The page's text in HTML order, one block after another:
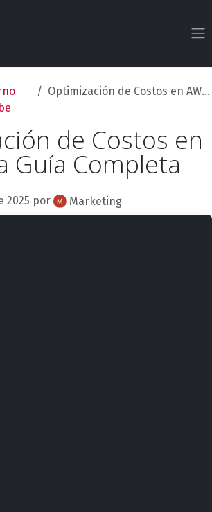
Optimización de Costos en AWS: Una Guía Completa
de Costos en
Guía Completa
2025 por Marketing